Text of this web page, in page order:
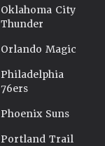
Oklahoma City
Thunder
Orlando Magic
Philadelphia
76ers
Phoenix Suns
Portland Trail